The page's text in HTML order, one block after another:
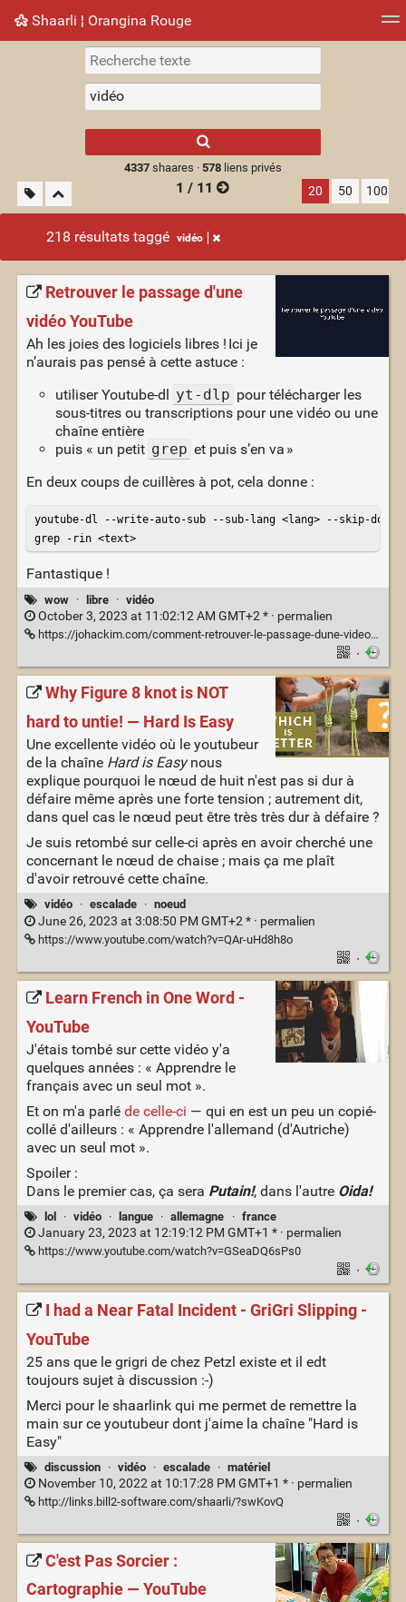
Shaarli ¦ Orangina Rouge
Nuage de tags Mur d'images
results.
4337shaares · 578liens privés
1 / 11 20 50 100
218 résultats taggé vidéo
Retrouver le passage d'une
vidéo YouTube
Ah les joies des logiciels libres ! Ici je
n’aurais pas pensé à cette astuce :
utiliser Youtube-dl yt-dlp pour télécharger les
sous-titres ou transcriptions pour une vidéo ou une
chaîne entière
puis « un petit grep et puis s’en va »
En deux coups de cuillères à pot, cela donne :
youtube-dl --write-auto-sub --sub-lang <lang> --skip-
grep -rin <text>
Fantastique !
wow · libre · vidéo
October 3, 2023 at 11:02:12 AM GMT+2 * · permalien
https://johackim.com/comment-retrouver-le-passage-dune-video-youtube
·
Why Figure 8 knot is NOT
hard to untie! — Hard Is Easy
Une excellente vidéo où le youtubeur
de la chaîne Hard is Easynous
explique pourquoi le nœud de huit n'est pas si dur à
défaire même après une forte tension ; autrement dit,
dans quel cas le nœud peut être très très dur à défaire ?
Je suis retombé sur celle-ci après en avoir cherché une
concernant le nœud de chaise ; mais ça me plaît
d'avoir retrouvé cette chaîne.
vidéo · escalade · noeud
June 26, 2023 at 3:08:50 PM GMT+2 * · permalien
https://www.youtube.com/watch?v=QAr-uHd8h8o
·
Learn French in One Word -
YouTube
J'étais tombé sur cette vidéo y'a
quelques années : « Apprendre le
français avec un seul mot ».
Et on m'a parlé de celle-ci — qui en est un peu un copié-
collé d'ailleurs : « Apprendre l'allemand (d'Autriche)
avec un seul mot ».
Spoiler :
Dans le premier cas, ça sera Putain!, dans l'autre Oida!
lol · vidéo · langue · allemagne · france
January 23, 2023 at 12:19:12 PM GMT+1 * · permalien
https://www.youtube.com/watch?v=GSeaDQ6sPs0
·
I had a Near Fatal Incident - GriGri Slipping -
YouTube
25 ans que le grigri de chez Petzl existe et il edt
toujours sujet à discussion :-)
Merci pour le shaarlink qui me permet de remettre la
main sur ce youtubeur dont j'aime la chaîne "Hard is
Easy"
discussion · vidéo · escalade · matériel
November 10, 2022 at 10:17:28 PM GMT+1 * · permalien
http://links.bill2-software.com/shaarli/?swKovQ
·
C'est Pas Sorcier :
Cartographie — YouTube